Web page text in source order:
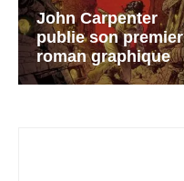
John Carpenter
publie son premier
roman graphique